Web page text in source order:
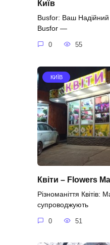
Київ
Busfor: Ваш
Busfor —
0 55
КИЇВ
Квіти – Flowers
Різноманіття Квітів:
супроводжують
0 51